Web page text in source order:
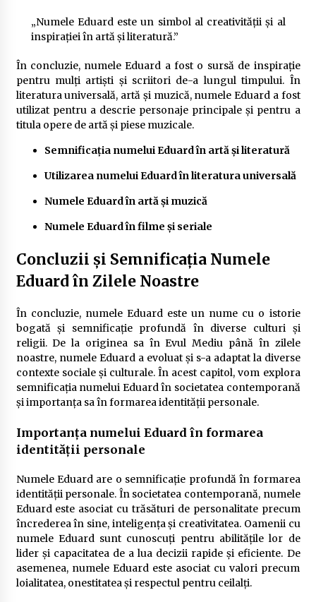
„Numele Eduard este un simbol al creativității și al
inspirației în artă și literatură.”
În concluzie, numele Eduard a fost o sursă de inspirație
pentru mulți artiști și scriitori de-a lungul timpului. În
literatura universală, artă și muzică, numele Eduard a fost
utilizat pentru a descrie personaje principale și pentru a
titula opere de artă și piese muzicale.
Semnificația numelui Eduard în artă și literatură
Utilizarea numelui Eduard în literatura universală
Numele Eduard în artă și muzică
Numele Eduard în filme și seriale
Concluzii și Semnificația Numele
Eduard în Zilele Noastre
În concluzie, numele Eduard este un nume cu o istorie
bogată și semnificație profundă în diverse culturi și
religii. De la originea sa în Evul Mediu până în zilele
noastre, numele Eduard a evoluat și s-a adaptat la diverse
contexte sociale și culturale. În acest capitol, vom explora
semnificația numelui Eduard în societatea contemporană
și importanța sa în formarea identității personale.
Importanța numelui Eduard în formarea
identității personale
Numele Eduard are o semnificație profundă în formarea
identității personale. În societatea contemporană, numele
Eduard este asociat cu trăsături de personalitate precum
încrederea în sine, inteligența și creativitatea. Oamenii cu
numele Eduard sunt cunoscuți pentru abilitățile lor de
lider și capacitatea de a lua decizii rapide și eficiente. De
asemenea, numele Eduard este asociat cu valori precum
loialitatea, onestitatea și respectul pentru ceilalți.